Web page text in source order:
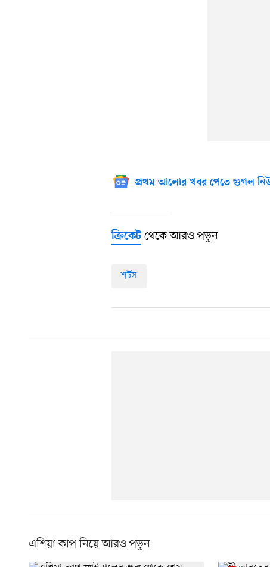
প্রথম আলোর খবর পেতে গুগল
ক্রিকেটথেকে আরও পড়ুন
শর্টস
এশিয়া কাপ নিয়ে আরও পড়ুন